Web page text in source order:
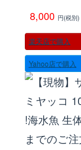
8,000 円(税別)
楽天店で購入
Yahoo店で購入